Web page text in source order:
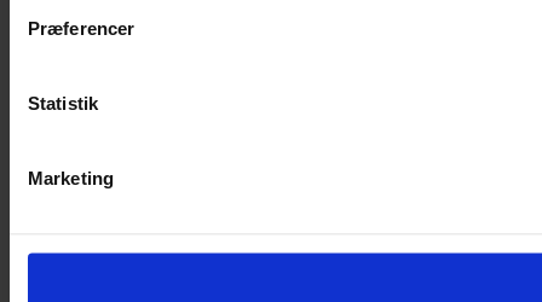
Præferencer
Statistik
Marketing